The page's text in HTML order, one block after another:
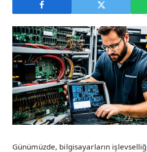
Günümüzde, bilgisayarların